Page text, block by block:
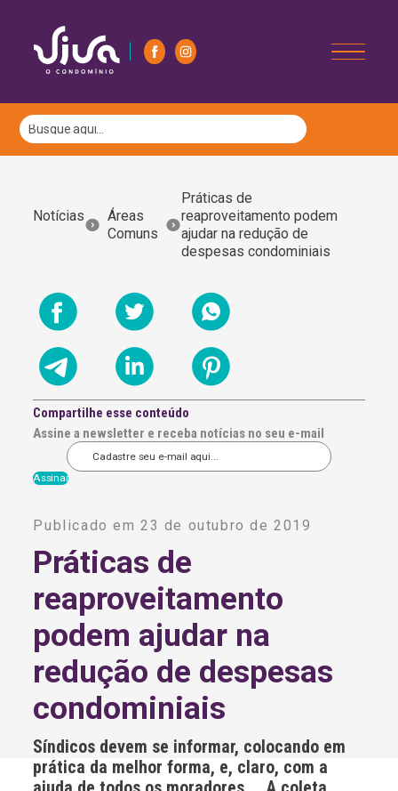
Notícias
Áreas
Comuns
Práticas de
reaproveitamento podem
ajudar na redução de
despesas condominiais
Compartilhe esse conteúdo
Assine a newsletter e receba notícias no seu e-mail
t
n
v
e
:
Publicado em 23 de outubro de 2019
Práticas de
reaproveitamento
podem ajudar na
redução de despesas
condominiais
Síndicos devem se informar, colocando em
prática da melhor forma, e, claro, com a